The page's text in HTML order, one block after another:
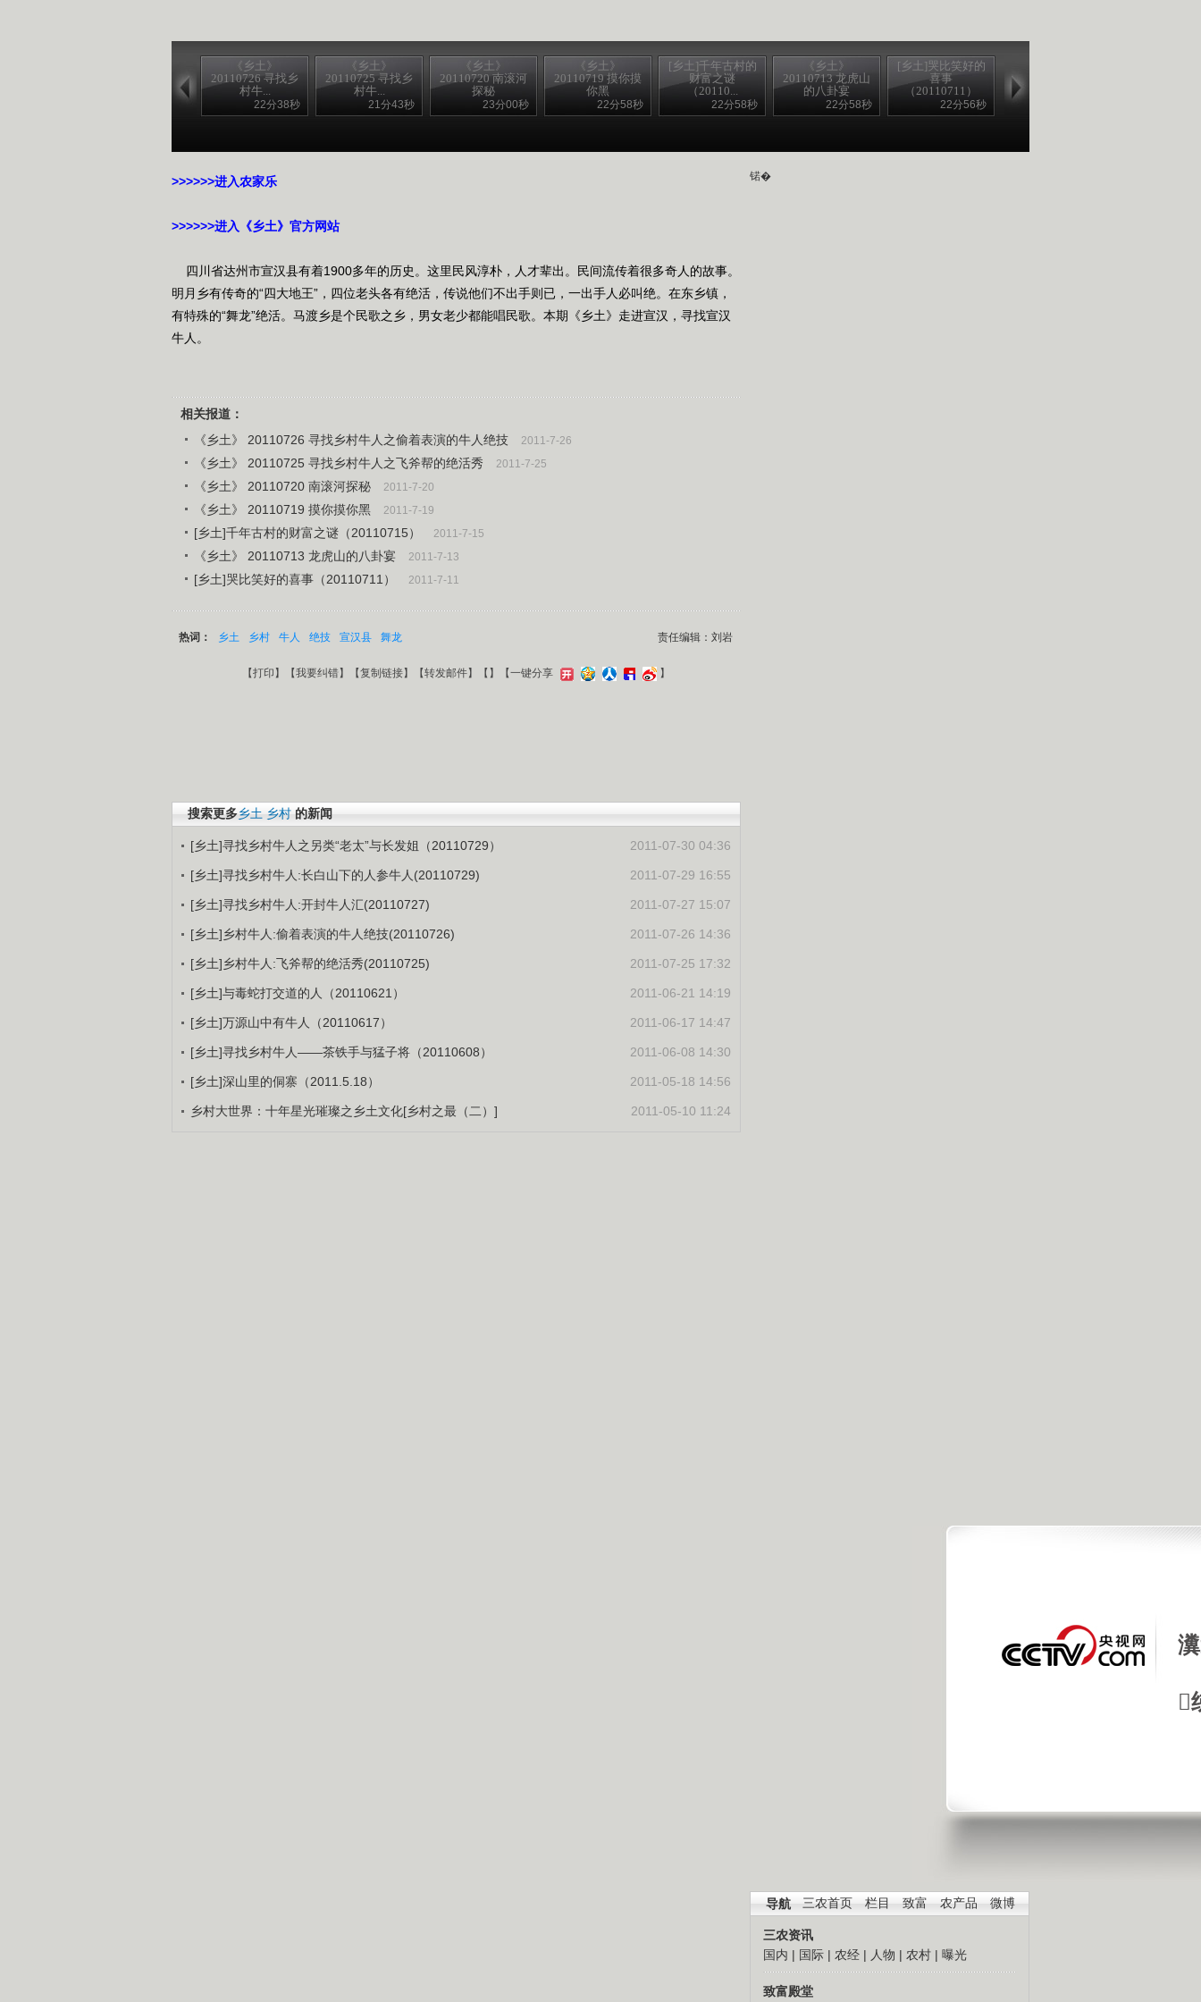
《乡土》
20110726 寻找乡
村牛...
22分38秒
《乡土》
20110725 寻找乡
村牛...
21分43秒
《乡土》
20110720 南滚河
探秘
23分00秒
《乡土》
20110719 摸你摸
你黑
22分58秒
[乡土]千年古村的
财富之谜
（20110...
22分58秒
《乡土》
20110713 龙虎山
的八卦宴
22分58秒
[乡土]哭比笑好的
喜事
（20110711）
22分56秒
锘�

三农首页 栏目 致富 农产品 微博
导航
三农资讯
国内 | 国际 | 农经 | 人物 | 农村 | 曝光
致富殿堂
>>>>>>进入农家乐
>>>>>>进入《乡土》官方网站
四川省达州市宣汉县有着1900多年的历史。这里民风淳朴，人才辈出。民间流传着很多奇人的故事。
明月乡有传奇的“四大地王”，四位老头各有绝活，传说他们不出手则已，一出手人必叫绝。在东乡镇，
有特殊的“舞龙”绝活。马渡乡是个民歌之乡，男女老少都能唱民歌。本期《乡土》走进宣汉，寻找宣汉
牛人。
相关报道：
《乡土》 20110726 寻找乡村牛人之偷着表演的牛人绝技
2011-7-26
《乡土》 20110725 寻找乡村牛人之飞斧帮的绝活秀 2011-7-25
《乡土》 20110720 南滚河探秘 2011-7-20
《乡土》 20110719 摸你摸你黑 2011-7-19
[乡土]千年古村的财富之谜（20110715） 2011-7-15
《乡土》 20110713 龙虎山的八卦宴 2011-7-13
[乡土]哭比笑好的喜事（20110711） 2011-7-11
责任编辑：刘岩
热词： 乡土 乡村 牛人 绝技 宣汉县 舞龙
【打印 】【我要纠错】【复制链接】【转发邮件】【 】 【一键分享 】
搜索更多乡土 乡村 的新闻
2011-07-30 04:36
[乡土]寻找乡村牛人之另类“老太”与长发姐（20110729）
2011-07-29 16:55
[乡土]寻找乡村牛人:长白山下的人参牛人(20110729)
2011-07-27 15:07
[乡土]寻找乡村牛人:开封牛人汇(20110727)
2011-07-26 14:36
[乡土]乡村牛人:偷着表演的牛人绝技(20110726)
2011-07-25 17:32
[乡土]乡村牛人:飞斧帮的绝活秀(20110725)
2011-06-21 14:19
[乡土]与毒蛇打交道的人（20110621）
2011-06-17 14:47
[乡土]万源山中有牛人（20110617）
2011-06-08 14:30
[乡土]寻找乡村牛人——茶铁手与猛子将（20110608）
2011-05-18 14:56
[乡土]深山里的侗寨（2011.5.18）
2011-05-10 11:24
乡村大世界：十年星光璀璨之乡土文化[乡村之最（二）]